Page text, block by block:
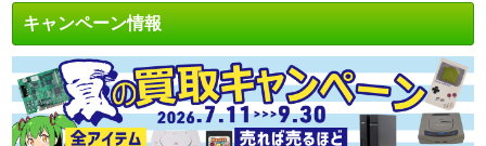
キャンペーン情報